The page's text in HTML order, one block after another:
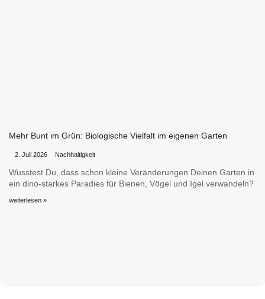
Mehr Bunt im Grün: Biologische Vielfalt im eigenen Garten
2. Juli 2026 Nachhaltigkeit
Wusstest Du, dass schon kleine Veränderungen Deinen Garten in
ein dino-starkes Paradies für Bienen, Vögel und Igel verwandeln?
weiterlesen »